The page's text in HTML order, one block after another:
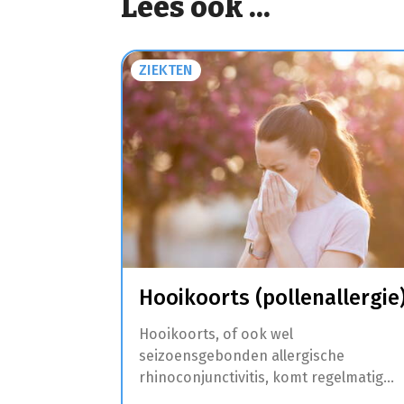
Lees ook ...
ZIEKTEN
Hooikoorts
Hooikoorts, of ook wel
seizoensgebonden allergische
rhinoconjunctivitis, komt regelmatig